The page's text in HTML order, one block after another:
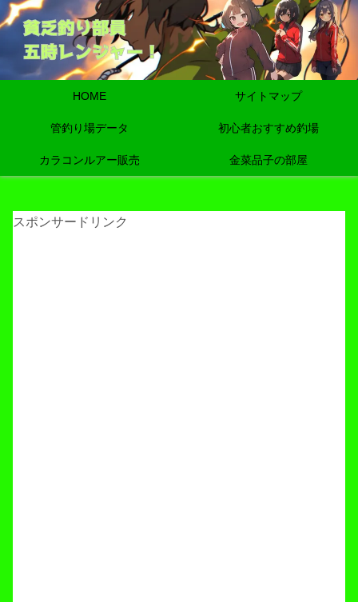
HOME サイトマップ
管釣り場データ 初心者おすすめ釣場
カラコンルアー販売 金菜品子の部屋
スポンサードリンク